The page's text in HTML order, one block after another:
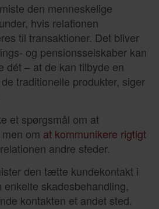
den menneskelige
hvis relationen
til transaktioner. Det bliver
og pensionsselskaber kan
– at de kan tilbyde en
traditionelle produkter, siger
et spørgsmål om at
om at kommunikere rigtigt
andre steder.
den tætte kundekontakt i
skadesbehandling,
kontakten et andet sted.